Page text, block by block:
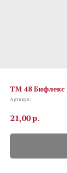
TM 48 Бифлекс
Артикул:
21,00р.